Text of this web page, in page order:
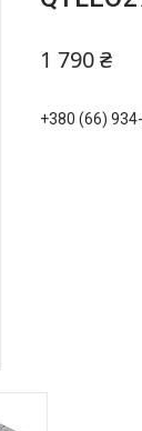
1 790 ₴
+380 (66)